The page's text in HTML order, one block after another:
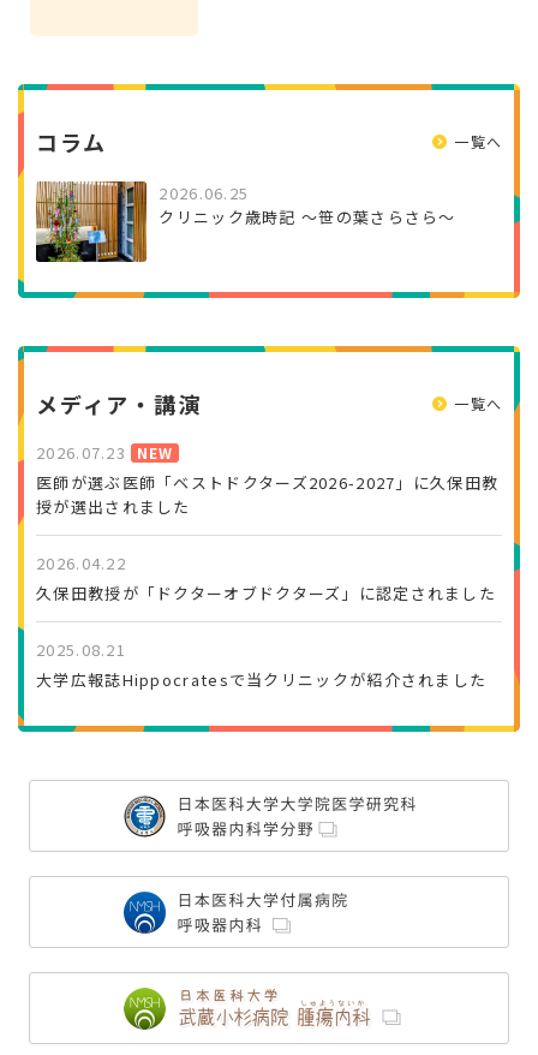
コラム 一覧へ
2026.06.25
クリニック歳時記 ～笹の葉さらさら～
メディア・講演 一覧へ
2026.07.23 NEW
医師が選ぶ医師「ベストドクターズ2026-2027」に久保田教
授が選出されました
2026.04.22
久保田教授が「ドクターオブドクターズ」に認定されました
2025.08.21
大学広報誌Hippocratesで当クリニックが紹介されました